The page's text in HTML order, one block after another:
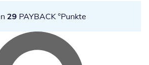
29 PAYBACK °Punkte